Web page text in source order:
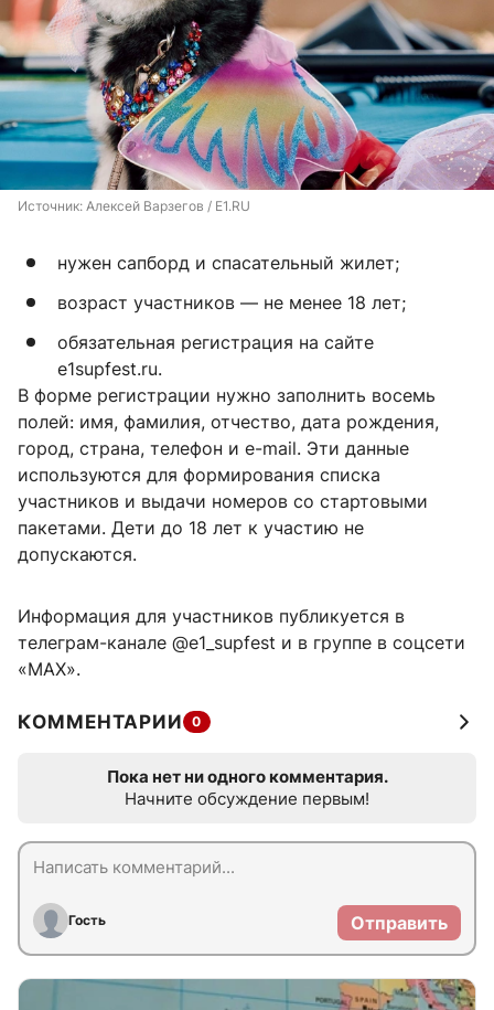
Источник: Алексей Варзегов / E1.RU
нужен сапборд и спасательный жилет;
возраст участников — не менее 18 лет;
обязательная регистрация на сайте
e1supfest.ru.
В форме регистрации нужно заполнить восемь
полей: имя, фамилия, отчество, дата рождения,
город, страна, телефон и e-mail. Эти данные
используются для формирования списка
участников и выдачи номеров со стартовыми
пакетами. Дети до 18 лет к участию не
допускаются.
Информация для участников публикуется в
телеграм-канале @e1_supfest и в группе в соцсети
«МАХ».
КОММЕНТАРИИ 0
Пока нет ни одного комментария.
Начните обсуждение первым!
Гость Отправить